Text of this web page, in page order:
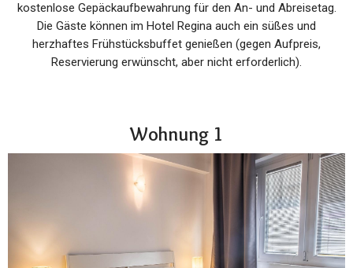
kostenlose Gepäckaufbewahrung für den An- und Abreisetag.
Die Gäste können im Hotel Regina auch ein süßes und
herzhaftes Frühstücksbuffet genießen (gegen Aufpreis,
Reservierung erwünscht, aber nicht erforderlich).
Wohnung 1